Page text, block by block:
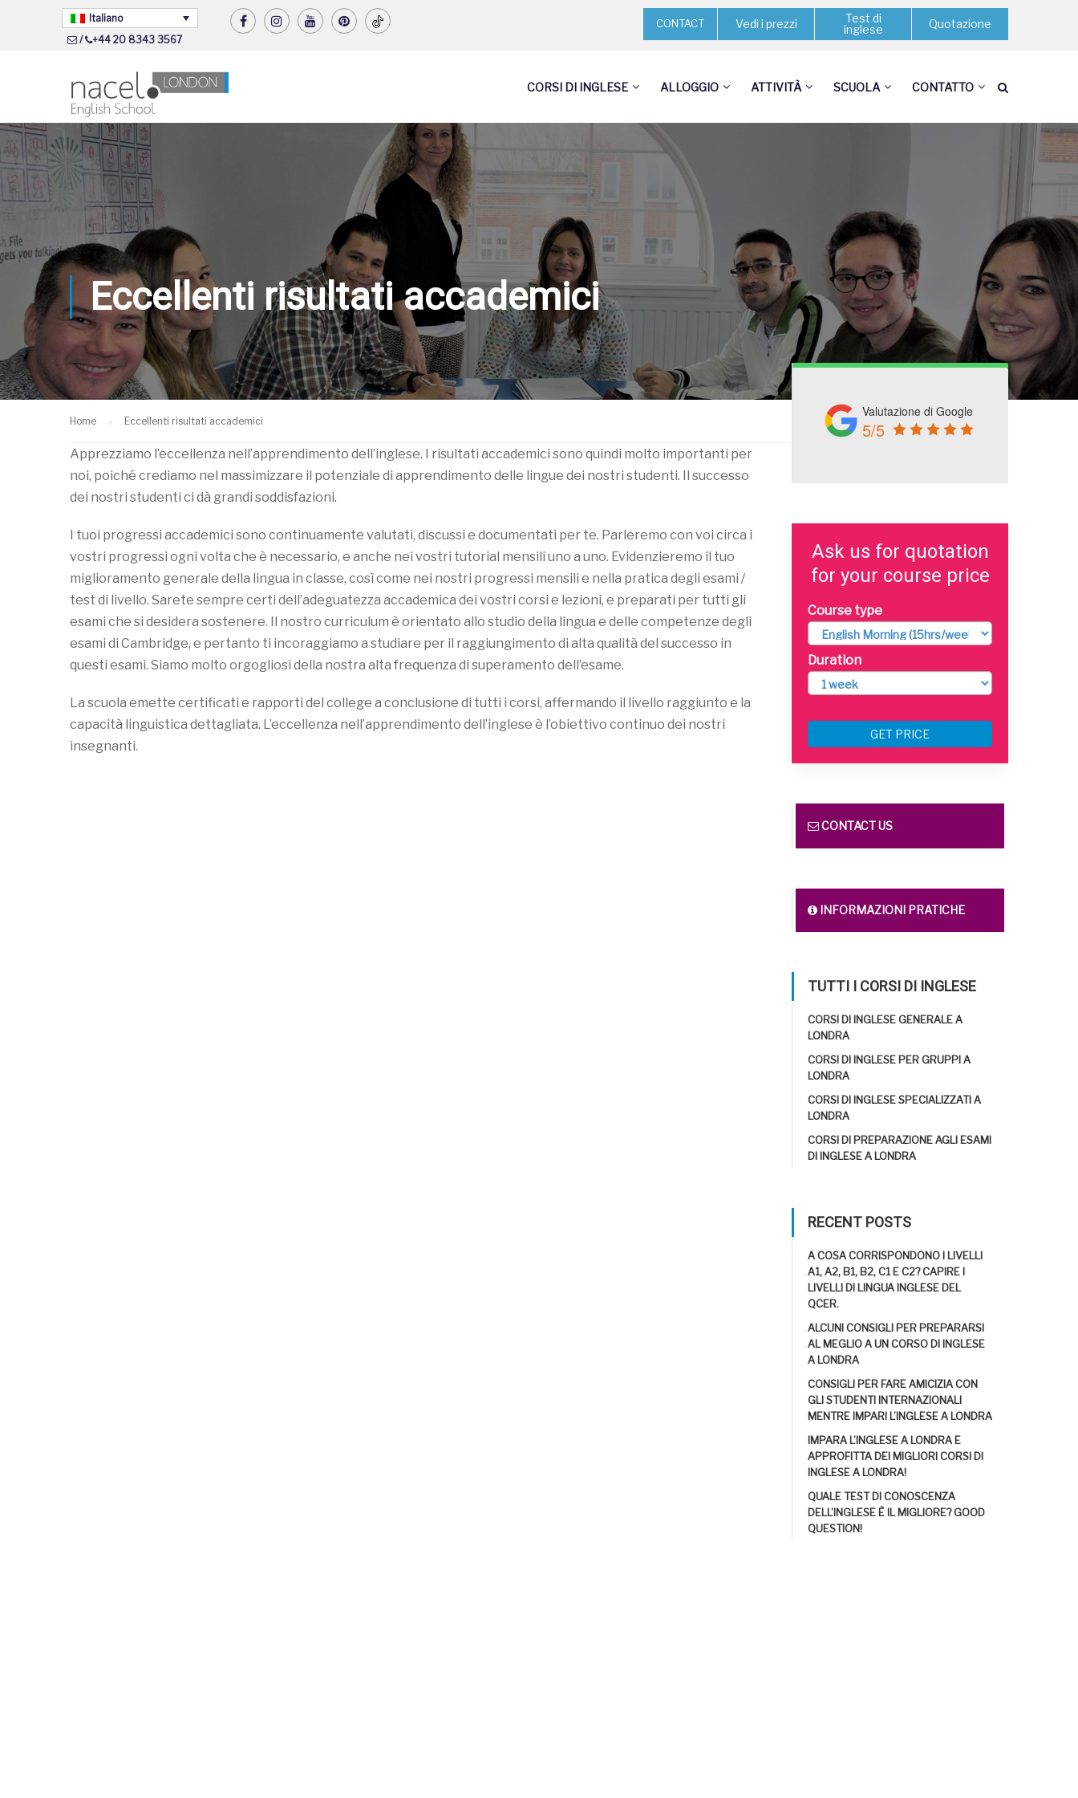
Italiano
/
+44 20 8343 3567
Quotazione
Test di
inglese
Vedi i prezzi
CONTACT
CORSI DI INGLESE ALLOGGIO ATTIVITÀ SCUOLA CONTATTO
Eccellenti risultati accademici
Home Eccellenti risultati accademici
Apprezziamo l’eccellenza nell’apprendimento dell’inglese. I risultati accademici sono quindi molto importanti per
noi, poiché crediamo nel massimizzare il potenziale di apprendimento delle lingue dei nostri studenti. Il successo
dei nostri studenti ci dà grandi soddisfazioni.
I tuoi progressi accademici sono continuamente valutati, discussi e documentati per te. Parleremo con voi circa i
vostri progressi ogni volta che è necessario, e anche nei vostri tutorial mensili uno a uno. Evidenzieremo il tuo
miglioramento generale della lingua in classe, così come nei nostri progressi mensili e nella pratica degli esami /
test di livello. Sarete sempre certi dell’adeguatezza accademica dei vostri corsi e lezioni, e preparati per tutti gli
esami che si desidera sostenere. Il nostro curriculum è orientato allo studio della lingua e delle competenze degli
esami di Cambridge, e pertanto ti incoraggiamo a studiare per il raggiungimento di alta qualità del successo in
questi esami. Siamo molto orgogliosi della nostra alta frequenza di superamento dell’esame.
La scuola emette certificati e rapporti del college a conclusione di tutti i corsi, affermando il livello raggiunto e la
capacità linguistica dettagliata. L’eccellenza nell’apprendimento dell’inglese è l’obiettivo continuo dei nostri
insegnanti.
Valutazione di Google
5/5
Ask us for quotation
for your course price
Course type
Duration
GET PRICE
CONTACT US
INFORMAZIONI PRATICHE
TUTTI I CORSI DI INGLESE
CORSI DI INGLESE GENERALE A
LONDRA
CORSI DI INGLESE PER GRUPPI A
LONDRA
CORSI DI INGLESE SPECIALIZZATI A
LONDRA
CORSI DI PREPARAZIONE AGLI ESAMI
DI INGLESE A LONDRA
RECENT POSTS
A COSA CORRISPONDONO I LIVELLI
A1, A2, B1, B2, C1 E C2? CAPIRE I
LIVELLI DI LINGUA INGLESE DEL
QCER.
ALCUNI CONSIGLI PER PREPARARSI
AL MEGLIO A UN CORSO DI INGLESE
A LONDRA
CONSIGLI PER FARE AMICIZIA CON
GLI STUDENTI INTERNAZIONALI
MENTRE IMPARI L’INGLESE A LONDRA
IMPARA L’INGLESE A LONDRA E
APPROFITTA DEI MIGLIORI CORSI DI
INGLESE A LONDRA!
QUALE TEST DI CONOSCENZA
DELL’INGLESE È IL MIGLIORE? GOOD
QUESTION!